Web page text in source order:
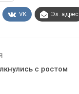
VK Эл. адрес
с ростом